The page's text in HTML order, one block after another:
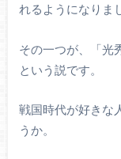
れるようになりま
その一つが、「光
という説です。
戦国時代が好きな
うか。